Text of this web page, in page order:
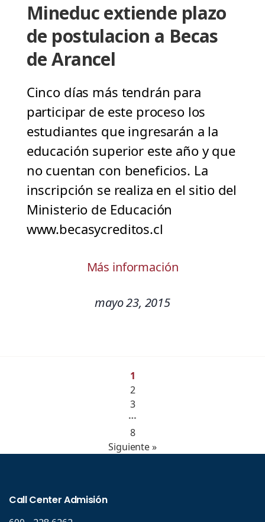
Mineduc extiende plazo
de postulacion a Becas
de Arancel
Cinco días más tendrán para
participar de este proceso los
estudiantes que ingresarán a la
educación superior este año y que
no cuentan con beneficios. La
inscripción se realiza en el sitio del
Ministerio de Educación
www.becasycreditos.cl
Más información
mayo 23, 2015
1
2
3
…
8
Siguiente »